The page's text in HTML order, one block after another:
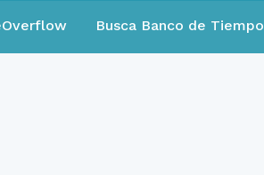
Busca Banco de Tiempo